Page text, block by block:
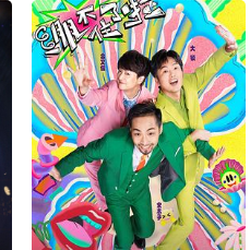
暂无简介